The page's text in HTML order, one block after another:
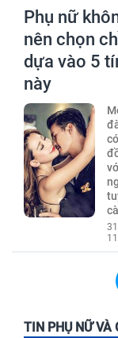
Phụ nữ
nên chọn
dựa vào 5
này
TIN PHỤ NỮ VÀ